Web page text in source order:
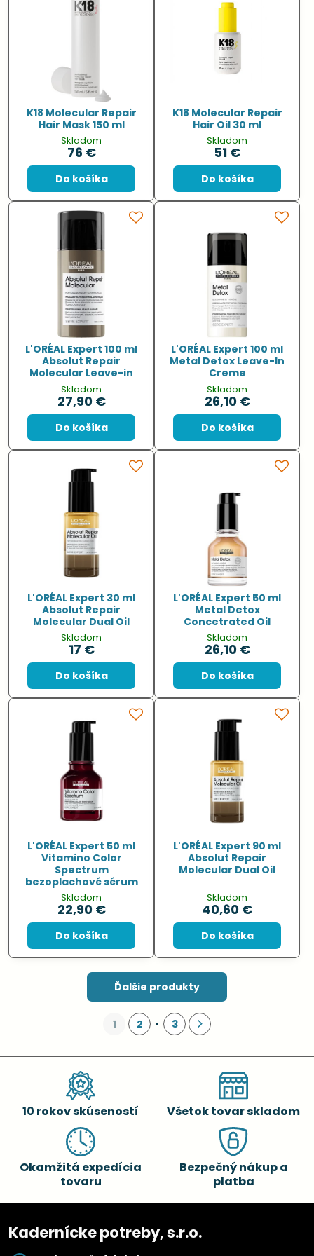
K18 Molecular Repair
Hair Mask 150 ml
Skladom
76 €
Do košíka
K18 Molecular Repair
Hair Oil 30 ml
Skladom
51 €
Do košíka
L'ORÉAL Expert 100 ml
Absolut Repair
Molecular Leave-in
Skladom
27,90 €
Do košíka
L'ORÉAL Expert 100 ml
Metal Detox Leave-In
Creme
Skladom
26,10 €
Do košíka
L'ORÉAL Expert 30 ml
Absolut Repair
Molecular Dual Oil
Skladom
17 €
Do košíka
L'ORÉAL Expert 50 ml
Metal Detox
Concetrated Oil
Skladom
26,10 €
Do košíka
L'ORÉAL Expert 50 ml
Vitamino Color
Spectrum
bezoplachové sérum
Skladom
22,90 €
Do košíka
L'ORÉAL Expert 90 ml
Absolut Repair
Molecular Dual Oil
Skladom
40,60 €
Do košíka
Ďalšie produkty
1 2 3
10 rokov skúseností Všetok tovar skladom
Okamžitá expedícia
tovaru
Bezpečný nákup a
platba
Kadernícke potreby, s.r.o.